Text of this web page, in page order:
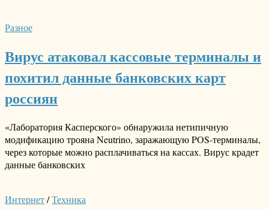
Разное
Вирус атаковал кассовые терминалы и
похитил данные банковских карт
россиян
«Лаборатория Касперского» обнаружила нетипичную
модификацию трояна Neutrino, заражающую POS-терминалы,
через которые можно расплачиваться на кассах. Вирус крадет
данные банковских
Интернет/Техника